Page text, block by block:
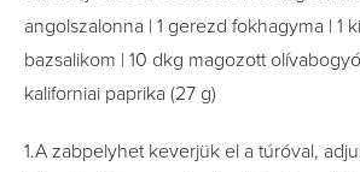
angolszalonna | 1 gerezd fokhagyma | 1
bazsalikom | 10 dkg magozott
kaliforniai paprika (27 g)
1.A zabpelyhet keverjük el a túróval,